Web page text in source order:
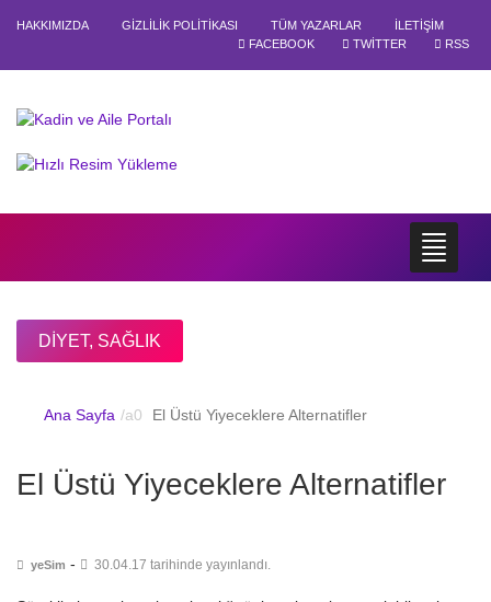
HAKKIMIZDA GIZLILIK POLITIKASI TÜM YAZARLAR
İLETIŞIM
FACEBOOK
TWITTER RSS
DIYET, SAĞLIK
Ana Sayfa El Üstü Yiyeceklere Alternatifler
El Üstü Yiyeceklere Alternatifler
yeSim - 30.04.17 tarihinde yayınlandı.